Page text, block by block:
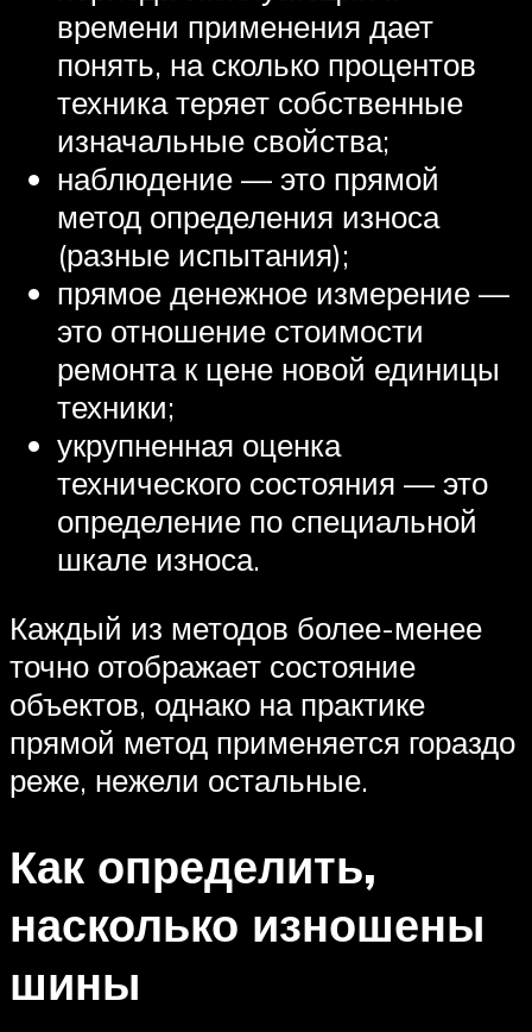
времени применения дает
понять, на сколько процентов
техника теряет собственные
изначальные свойства;
наблюдение — это прямой
метод определения износа
(разные испытания);
прямое денежное измерение —
это отношение стоимости
ремонта к цене новой единицы
техники;
укрупненная оценка
технического состояния — это
определение по специальной
шкале износа.
Каждый из методов более-менее
точно отображает состояние
объектов, однако на практике
прямой метод применяется гораздо
реже, нежели остальные.
Как определить,
насколько изношены
шины